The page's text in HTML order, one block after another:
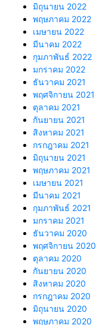
มิถุนายน 2022
พฤษภาคม 2022
เมษายน 2022
มีนาคม 2022
กุมภาพันธ์ 2022
มกราคม 2022
ธันวาคม 2021
พฤศจิกายน 2021
ตุลาคม 2021
กันยายน 2021
สิงหาคม 2021
กรกฎาคม 2021
มิถุนายน 2021
พฤษภาคม 2021
เมษายน 2021
มีนาคม 2021
กุมภาพันธ์ 2021
มกราคม 2021
ธันวาคม 2020
พฤศจิกายน 2020
ตุลาคม 2020
กันยายน 2020
สิงหาคม 2020
กรกฎาคม 2020
มิถุนายน 2020
พฤษภาคม 2020